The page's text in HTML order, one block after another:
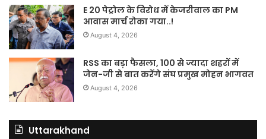
E 20 पेट्रोल के विरोध में केजरीवाल का PM
आवास मार्च रोका गया..!
August 4, 2026
RSS का बड़ा फैसला, 100 से ज्यादा शहरों में
जेन-जी से बात करेंगे संघ प्रमुख मोहन भागवत
August 4, 2026
Uttarakhand